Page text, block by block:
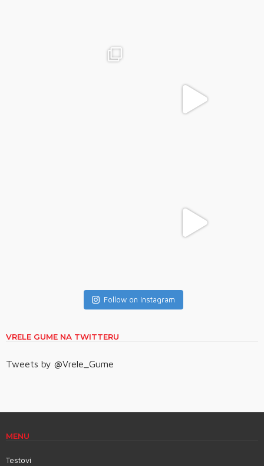
Follow on Instagram
VRELE GUME NA TWITTERU
Tweets by @Vrele_Gume
MENU
Testovi